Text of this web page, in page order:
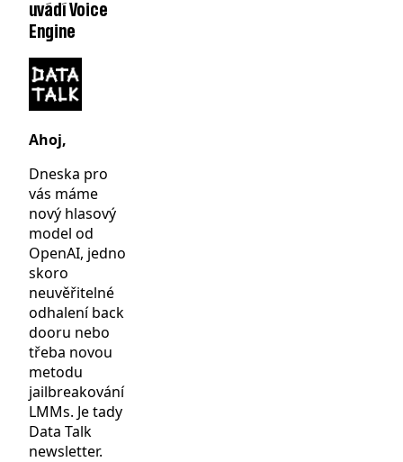
uvádí Voice
Engine
Ahoj,
Dneska pro
vás máme
nový hlasový
model od
OpenAI, jedno
skoro
neuvěřitelné
odhalení back
dooru nebo
třeba novou
metodu
jailbreakování
LMMs. Je tady
Data Talk
newsletter.